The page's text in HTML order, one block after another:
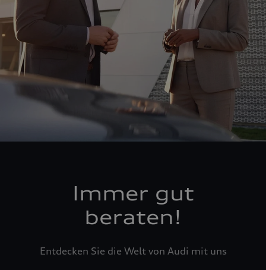
Immer gut
beraten!
Entdecken Sie die Welt von Audi mit uns